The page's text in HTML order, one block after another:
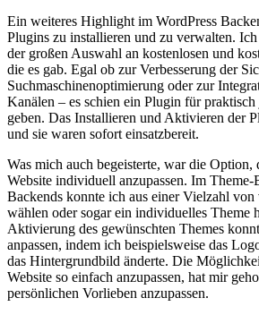
Ein weiteres Highlight im WordPress
Plugins zu installieren und zu verwalten.
der großen Auswahl an kostenlosen und
die es gab. Egal ob zur Verbesserung der
Suchmaschinenoptimierung oder zur
Kanälen – es schien ein Plugin für
geben. Das Installieren und Aktivieren der
und sie waren sofort einsatzbereit.
Was mich auch begeisterte, war die Option,
Website individuell anzupassen. Im Theme-
Backends konnte ich aus einer Vielzahl
wählen oder sogar ein individuelles Theme
Aktivierung des gewünschten Themes
anpassen, indem ich beispielsweise das
das Hintergrundbild änderte. Die
Website so einfach anzupassen, hat mir
persönlichen Vorlieben anzupassen.